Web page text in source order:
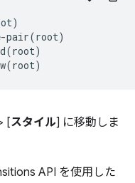
pair(root)
[スタイル] に移動しま
API を使用した